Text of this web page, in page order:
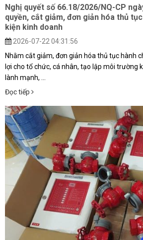
Nghị quyết số 66.18/2026/NQ-CP
quyền, cắt giảm, đơn giản hóa thủ
kiện kinh doanh
2026-07-22 04:31:56
Nhằm cắt giảm, đơn giản hóa thủ tục hành
lợi cho tổ chức, cá nhân, tạo lập môi trường
lành mạnh, ...
Đọc tiếp